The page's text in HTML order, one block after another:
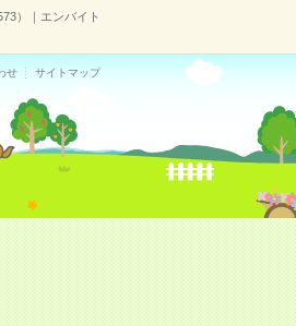
）｜エンバイト
せ サイトマップ